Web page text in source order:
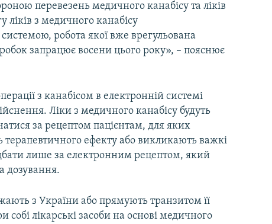
перевезень медичного канабісу та ліків
ліків з медичного канабісу
робота якої вже врегульована
запрацює восени цього року», – пояснює
з канабісом в електронній системі
Ліки з медичного канабісу будуть
за рецептом пацієнтам, для яких
терапевтичного ефекту або викликають важкі
лише за електронним рецептом, який
дозування.
з України або прямують транзитом її
собі лікарські засоби на основі медичного